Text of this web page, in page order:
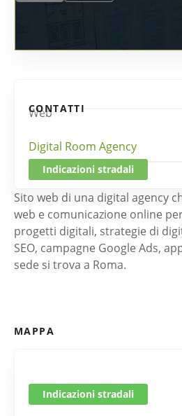
CONTATTI
Web
Digital Room Agency
Indicazioni stradali
Sito web di una digital agency
web e comunicazione online
progetti digitali, strategie di
SEO, campagne Google Ads,
sede si trova a Roma.
MAPPA
Indicazioni stradali